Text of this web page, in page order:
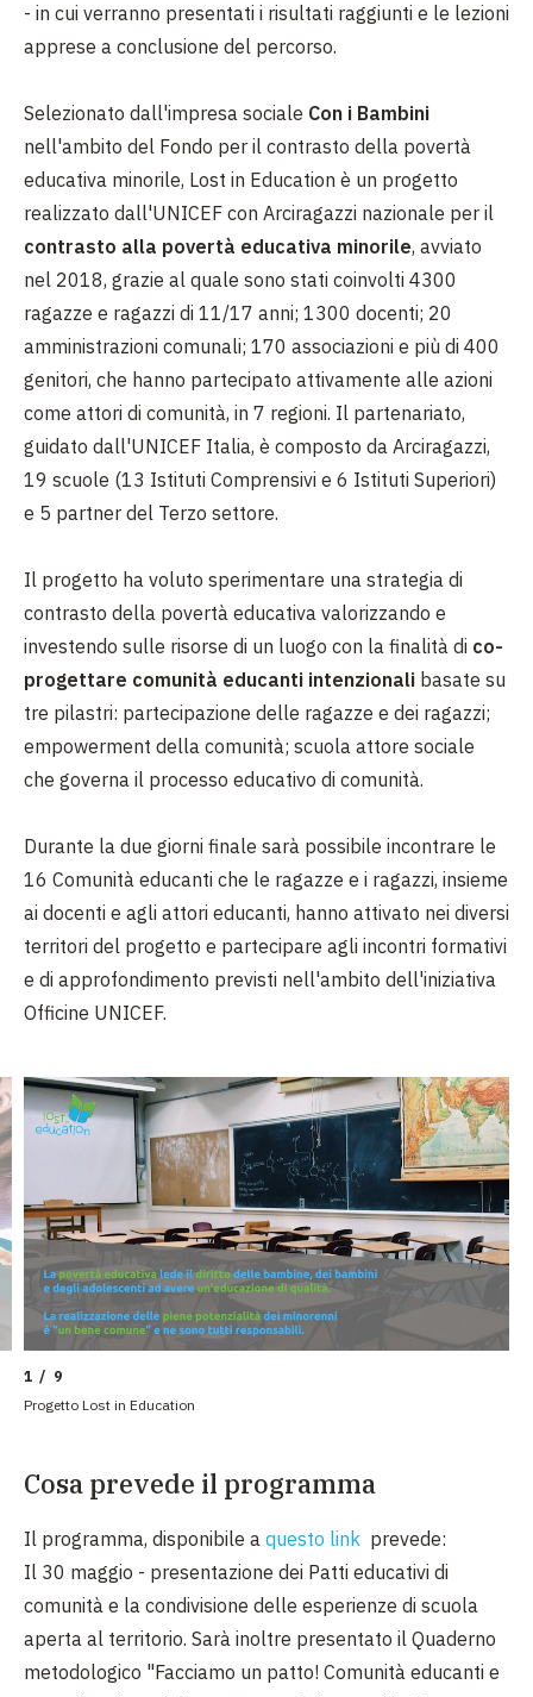
- in cui verranno presentati i risultati raggiunti e le lezioni
apprese a conclusione del percorso.
Selezionato dall'impresa sociale Con i Bambini
nell'ambito del Fondo per il contrasto della povertà
educativa minorile, Lost in Education è un progetto
realizzato dall'UNICEF con Arciragazzi nazionale per il
contrasto alla povertà educativa minorile, avviato
nel 2018, grazie al quale sono stati coinvolti 4300
ragazze e ragazzi di 11/17 anni; 1300 docenti; 20
amministrazioni comunali; 170 associazioni e più di 400
genitori, che hanno partecipato attivamente alle azioni
come attori di comunità, in 7 regioni. Il partenariato,
guidato dall'UNICEF Italia, è composto da Arciragazzi,
19 scuole (13 Istituti Comprensivi e 6 Istituti Superiori)
e 5 partner del Terzo settore.
Il progetto ha voluto sperimentare una strategia di
contrasto della povertà educativa valorizzando e
investendo sulle risorse di un luogo con la finalità di co-
progettare comunità educanti intenzionali basate su
tre pilastri: partecipazione delle ragazze e dei ragazzi;
empowerment della comunità; scuola attore sociale
che governa il processo educativo di comunità.
Durante la due giorni finale sarà possibile incontrare le
16 Comunità educanti che le ragazze e i ragazzi, insieme
ai docenti e agli attori educanti, hanno attivato nei diversi
territori del progetto e partecipare agli incontri formativi
e di approfondimento previsti nell'ambito dell'iniziativa
Officine UNICEF.
1 / 9
Progetto Lost in Education
Cosa prevede il programma
Il programma, disponibile a questo link prevede:
Il 30 maggio - presentazione dei Patti educativi di
comunità e la condivisione delle esperienze di scuola
aperta al territorio. Sarà inoltre presentato il Quaderno
metodologico "Facciamo un patto! Comunità educanti e